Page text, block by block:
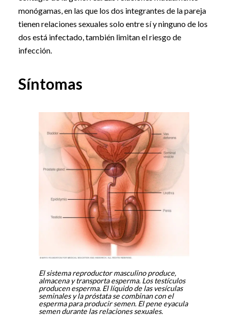
monógamas, en las que los dos integrantes de la pareja
tienen relaciones sexuales solo entre sí y ninguno de los
dos está infectado, también limitan el riesgo de
infección.
Síntomas
El sistema reproductor masculino produce,
almacena y transporta esperma. Los testículos
producen esperma. El líquido de las vesículas
seminales y la próstata se combinan con el
esperma para producir semen. El pene eyacula
semen durante las relaciones sexuales.